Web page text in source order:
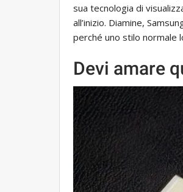
sua tecnologia di
all’inizio. Diamine,
perché uno stilo normale
Devi amare